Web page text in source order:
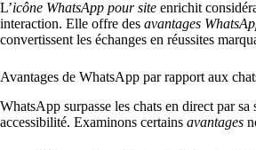
L’icône WhatsApp pour site enrichit
interaction. Elle offre des avantages
convertissent les échanges en réussites
Avantages de WhatsApp par rapport aux
WhatsApp surpasse les chats en direct par sa
accessibilité. Examinons certains avantages